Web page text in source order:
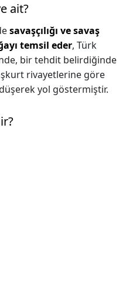
ait?
savaşçılığı ve savaş
temsil eder, Türk
bir tehdit belirdiğinde
rivayetlerine göre
yol göstermiştir.